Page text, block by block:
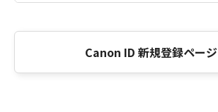
Canon ID 新規登録ページ